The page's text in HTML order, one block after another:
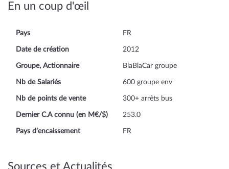
En un coup d'œil
Pays FR
Date de création 2012
Groupe, Actionnaire BlaBlaCar groupe
Nb de Salariés 600 groupe env
Nb de points de vente 300+ arrêts bus
Dernier C.A connu (en M€/$) 253.0
Pays d’encaissement FR
Sources et Actualités